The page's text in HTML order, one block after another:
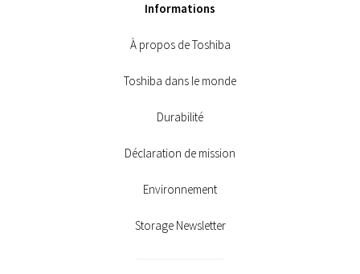
Informations
À propos de Toshiba
Toshiba dans le monde
Durabilité
Déclaration de mission
Environnement
Storage Newsletter